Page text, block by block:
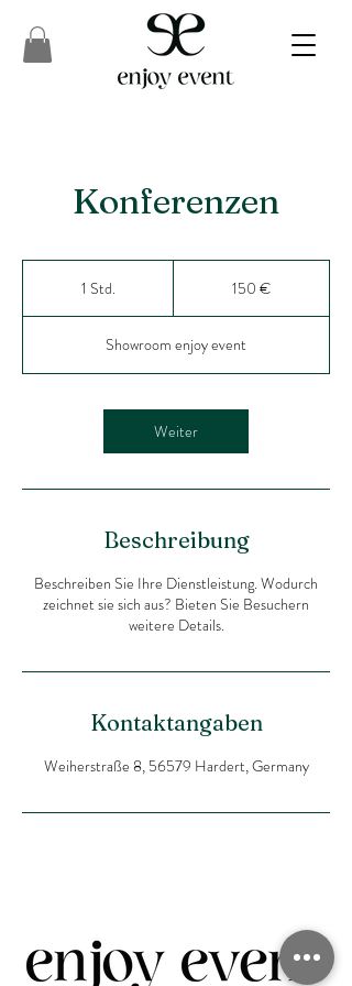
Konferenzen
1 Std.
d
150 €
Showroom enjoy event
Weiter
Beschreibung
Beschreiben Sie Ihre Dienstleistung. Wodurch
zeichnet sie sich aus? Bieten Sie Besuchern
weitere Details.
Kontaktangaben
Weiherstraße 8, 56579 Hardert, Germany